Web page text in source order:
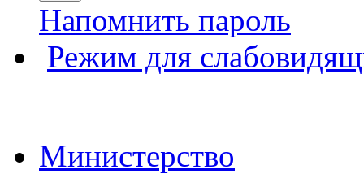
Напомнить пароль
Режим для
Министерство